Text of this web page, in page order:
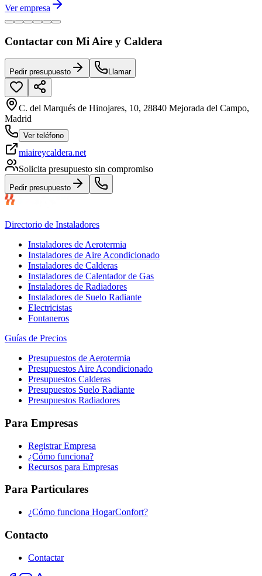
Ver empresa
Contactar con Mi Aire y Caldera
Pedir presupuesto Llamar
C. del Marqués de Hinojares, 10, 28840 Mejorada del Campo,
Madrid
Ver teléfono
miaireycaldera.net
Solicita presupuesto sin compromiso
Pedir presupuesto
Directorio de Instaladores
Instaladores de Aerotermia
Instaladores de Aire Acondicionado
Instaladores de Calderas
Instaladores de Calentador de Gas
Instaladores de Radiadores
Instaladores de Suelo Radiante
Electricistas
Fontaneros
Guías de Precios
Presupuestos de Aerotermia
Presupuestos Aire Acondicionado
Presupuestos Calderas
Presupuestos Suelo Radiante
Presupuestos Radiadores
Para Empresas
Registrar Empresa
¿Cómo funciona?
Recursos para Empresas
Para Particulares
¿Cómo funciona HogarConfort?
Contacto
Contactar